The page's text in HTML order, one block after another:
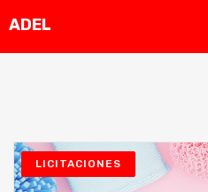
LICITACIONES